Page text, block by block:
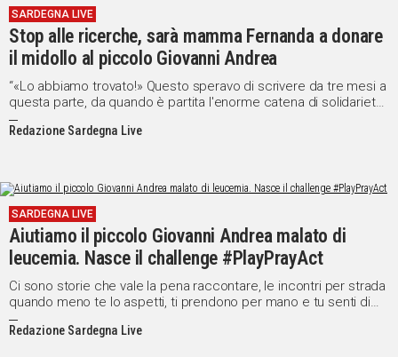
IN
ITALIA
NEL
MONDO
SPORT
STORIE
VIDEO
Vai
UNISCITI
AL CANALE
SARDEGNA LIVE
Stop alle ricerche, sarà mamma Fernanda a donare
il midollo al piccolo Giovanni Andrea
“«Lo abbiamo trovato!» Questo speravo di scrivere da tre mesi a
questa parte, da quando è partita l'enorme catena di solidarietà
che ci ha sostenuto come in un abbraccio di migliaia di
persone. Questo meritavate di leggere per tutto ciò che siete
donatori. Mai avrei immaginato una risposta simile! Purtroppo,
però, il nostro uno su centomila non si è trovato e le ricerche
verranno sospese."
Redazione Sardegna Live
SARDEGNA LIVE
Aiutiamo il piccolo Giovanni Andrea malato di
leucemia. Nasce il challenge #PlayPrayAct
Ci sono storie che vale la pena raccontare, le incontri per strada
quando meno te lo aspetti, ti prendono per mano e tu senti di
dovergli andare appresso, di doverle fare tue e mostrare a chi
ancora non le conosce. La storia di Giovanni Andrea è una di
Redazione Sardegna Live